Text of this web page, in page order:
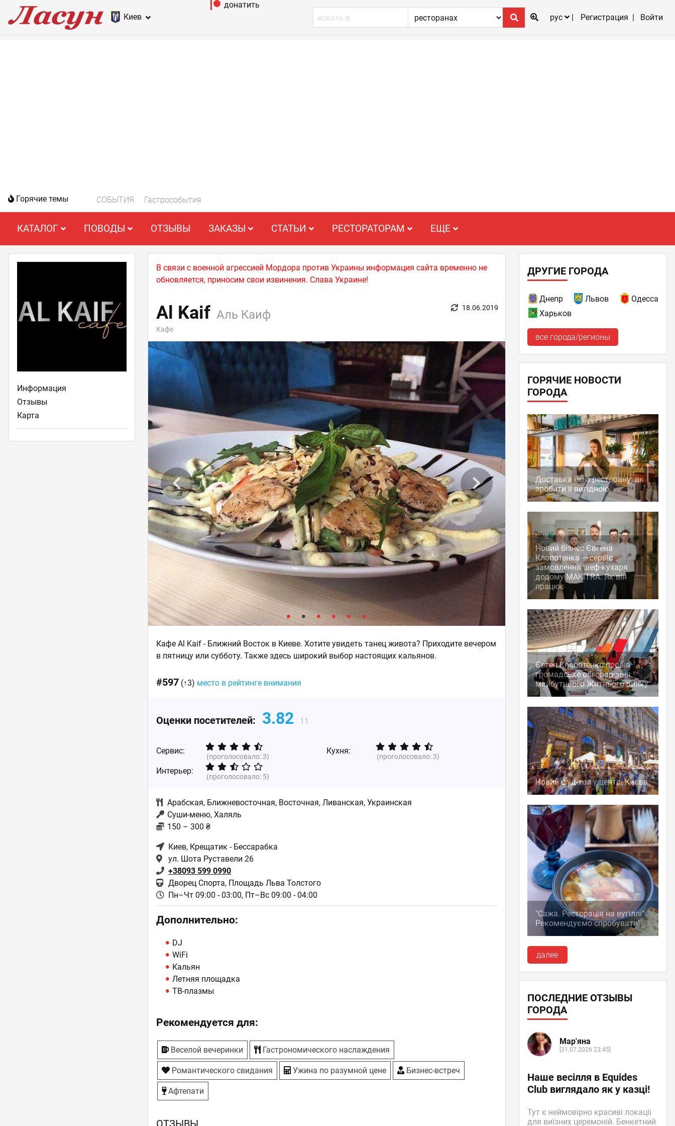
Киев
донатить
рус
Регистрация Войти
Горячие темы СОБЫТИЯ Гастрособытия
КАТАЛОГ ПОВОДЫ ОТЗЫВЫ ЗАКАЗЫ СТАТЬИ РЕСТОРАТОРАМ ЕЩЕ
В связи с военной агрессией Мордора против Украины информация сайта временно не
обновляется, приносим свои извинения. Слава Украине!
Al Kaif Аль Каиф
Кафе
18.06.2019
Кафе Al Kaif - Ближний Восток в Киеве. Хотите увидеть танец живота? Приходите вечером
в пятницу или субботу. Также здесь широкий выбор настоящих кальянов.
#597 (↑3) место в рейтинге внимания
Оценки посетителей: 3.82 11
Сервис:
(проголосовало:3)
Кухня:
(проголосовало:3)
Интерьер:
(проголосовало: 5)
Арабская, Ближневосточная, Восточная,Ливанская,Украинская
Суши-меню, Халяль
150 – 300 ₴
Киев, Крещатик - Бессарабка
ул. Шота Руставели 26
+38093 599 0990
Дворец Спорта, Площадь Льва Толстого
Пн–Чт 09:00 - 03:00, Пт–Вс 09:00 - 04:00
Дополнительно:
DJ
WiFi
Кальян
Летняя площадка
ТВ-плазмы
Рекомендуется для:
Веселой вечеринки Гастрономического наслаждения
Романтического свидания Ужина по разумной цене Бизнес-встреч
Афтепати
ОТЗЫВЫ
Информация
Отзывы
Карта
ДРУГИЕ ГОРОДА
Днепр Львов
Одесса
Харьков
все города/регионы
ГОРЯЧИЕ НОВОСТИ
ГОРОДА
Доставка їжі з ресторану: як
зробити її вигідною
Новий бізнес Євгена
Клопотенка — сервіс
замовлення шеф-кухаря
додому MAKITRA. Як він
працює
Євген Клопотенко провів
громадське обговорення
майбутнього Житнього ринку
Новий фуд-хол у центрі Києва
"Сажа. Ресторація на вугіллі":
Рекомендуємо спробувати!
далее
ПОСЛЕДНИЕ ОТЗЫВЫ
ГОРОДА
Мар'яна
[31.07.2026 23:45]
Наше весілля в Equides
Club виглядало як у казці!
Тут є неймовірно красиві локаціі
для виїзних церемоній. Бенкетний